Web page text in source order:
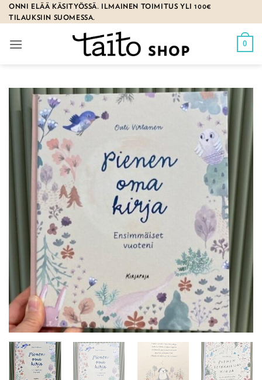
Skip
to
ONNI ELÄÄ KÄSITYÖSSÄ. ILMAINEN TOIMITUS YLI 100€
TILAUKSIIN SUOMESSA.
0